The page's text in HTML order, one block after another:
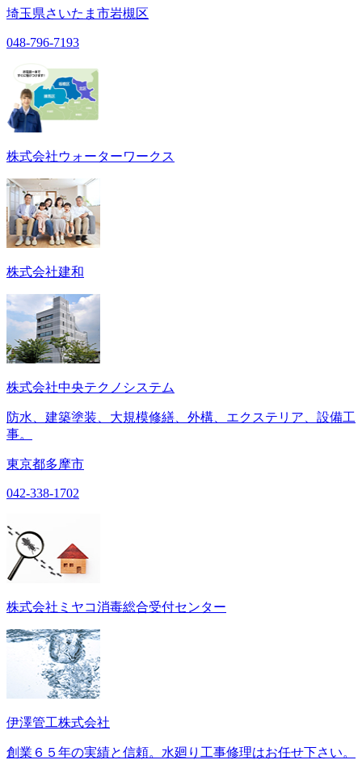
埼玉県さいたま市岩槻区
048-796-7193
株式会社ウォーターワークス
株式会社建和
株式会社中央テクノシステム
防水、建築塗装、大規模修繕、外構、エクステリア、設備工
事。
東京都多摩市
042-338-1702
株式会社ミヤコ消毒総合受付センター
伊澤管工株式会社
創業６５年の実績と信頼。水廻り工事修理はお任せ下さい。